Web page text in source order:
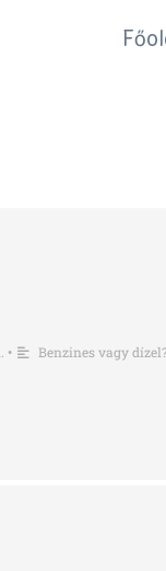
• Benzines vagy dízel?